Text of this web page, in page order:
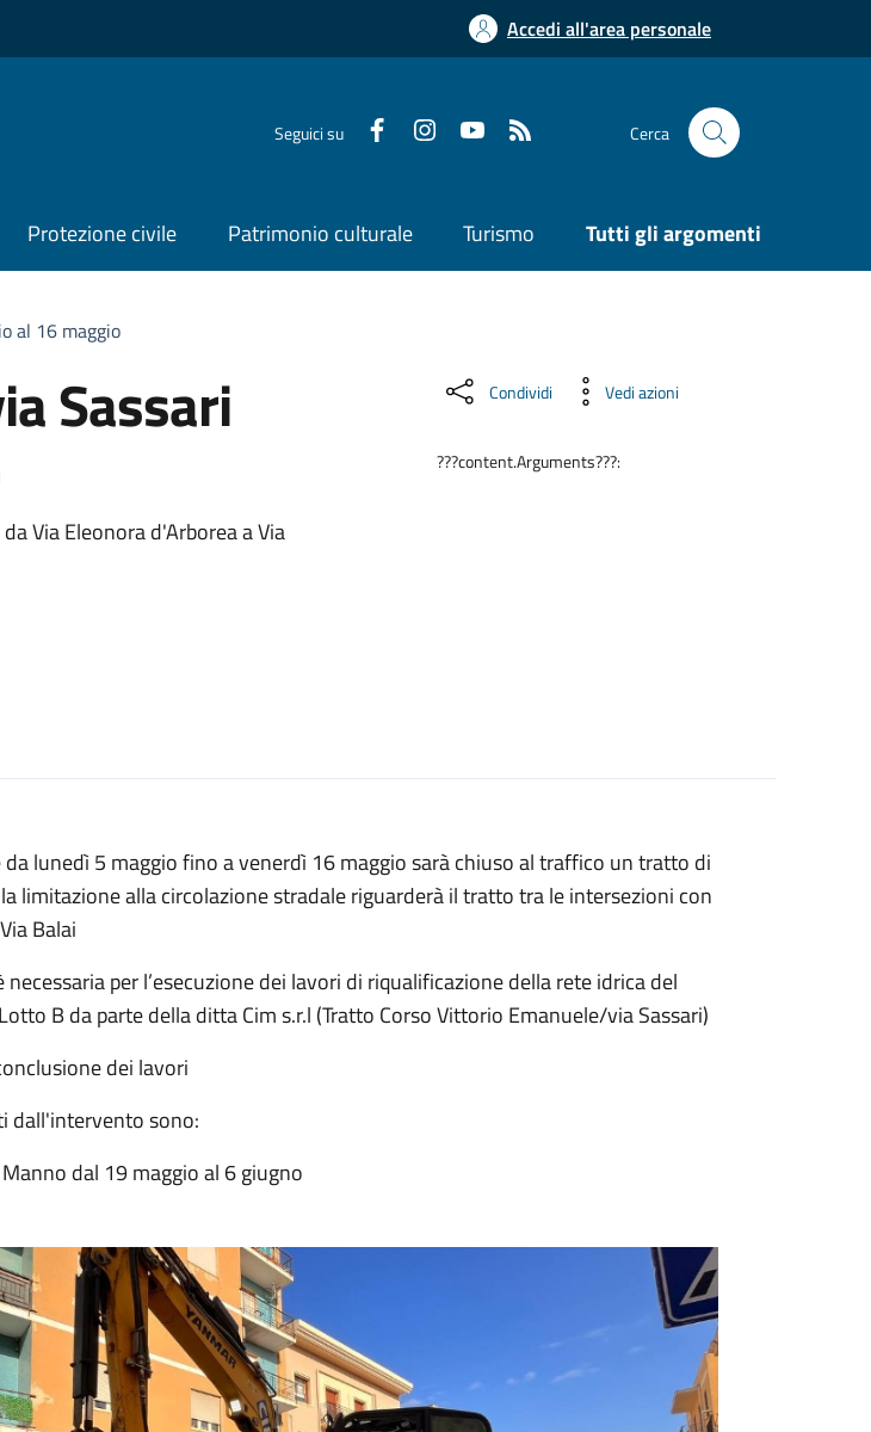
Accedi all'area personale
Seguici su Cerca
Protezione civile Patrimonio culturale Turismo Tutti gli argomenti
al 16 maggio
Sassari
Via Eleonora d'Arborea a Via
Condividi Vedi azioni
???content.Arguments???:
lunedì 5 maggio fino a venerdì 16 maggio sarà chiuso al traffico un tratto di
limitazione alla circolazione stradale riguarderà il tratto tra le intersezioni con
Balai
per l’esecuzione dei lavori di riqualificazione della rete idrica del
B da parte della ditta Cim s.r.l (Tratto Corso Vittorio Emanuele/via Sassari)
dei lavori
dall'intervento sono:
dal 19 maggio al 6 giugno